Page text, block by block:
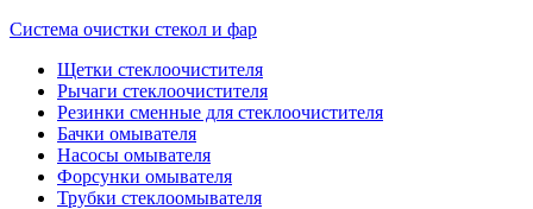
Система очистки стекол и фар
Щетки стеклоочистителя
Рычаги стеклоочистителя
Резинки сменные для стеклоочистителя
Бачки омывателя
Насосы омывателя
Форсунки омывателя
Трубки стеклоомывателя